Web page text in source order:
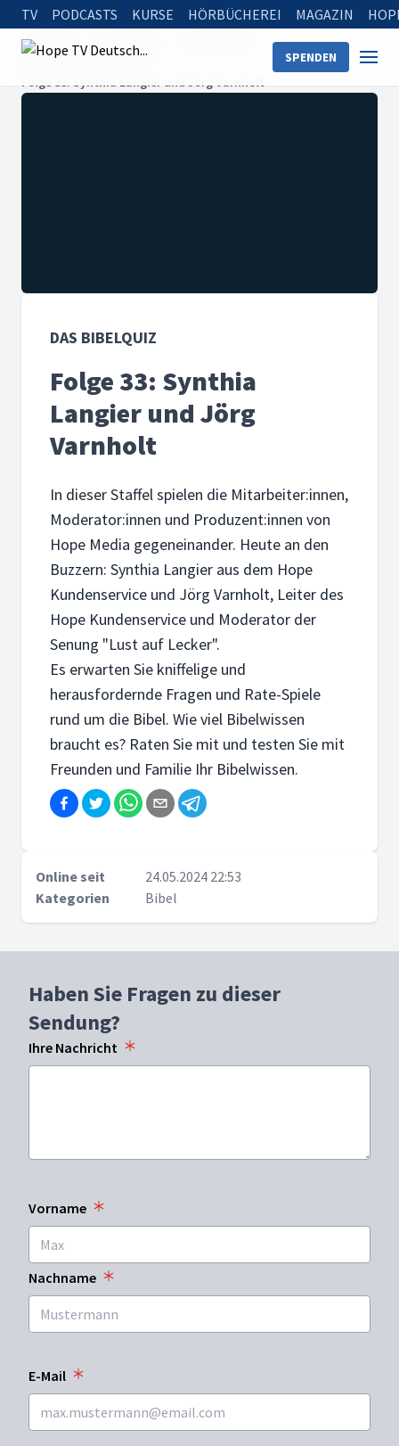
TV PODCASTS KURSE HÖRBÜCHEREI MAGAZIN
SPENDEN
Startseite
Staffel 5 - Hope Spezial
Folge 33: Synthia Langier und Jörg Varnholt
DAS BIBELQUIZ
Folge 33: Synthia
Langier und Jörg
Varnholt
In dieser Staffel spielen die Mitarbeiter:innen,
Moderator:innen und Produzent:innen von
Hope Media gegeneinander. Heute an den
Buzzern: Synthia Langier aus dem Hope
Kundenservice und Jörg Varnholt, Leiter des
Hope Kundenservice und Moderator der
Senung "Lust auf Lecker".
Es erwarten Sie kniffelige und
herausfordernde Fragen und Rate-Spiele
rund um die Bibel. Wie viel Bibelwissen
braucht es? Raten Sie mit und testen Sie mit
Freunden und Familie Ihr Bibelwissen.
Online seit
24.05.2024 22:53
Kategorien
Bibel
Haben Sie Fragen zu dieser
Sendung?
Ihre Nachricht
Vorname
Nachname
E-Mail